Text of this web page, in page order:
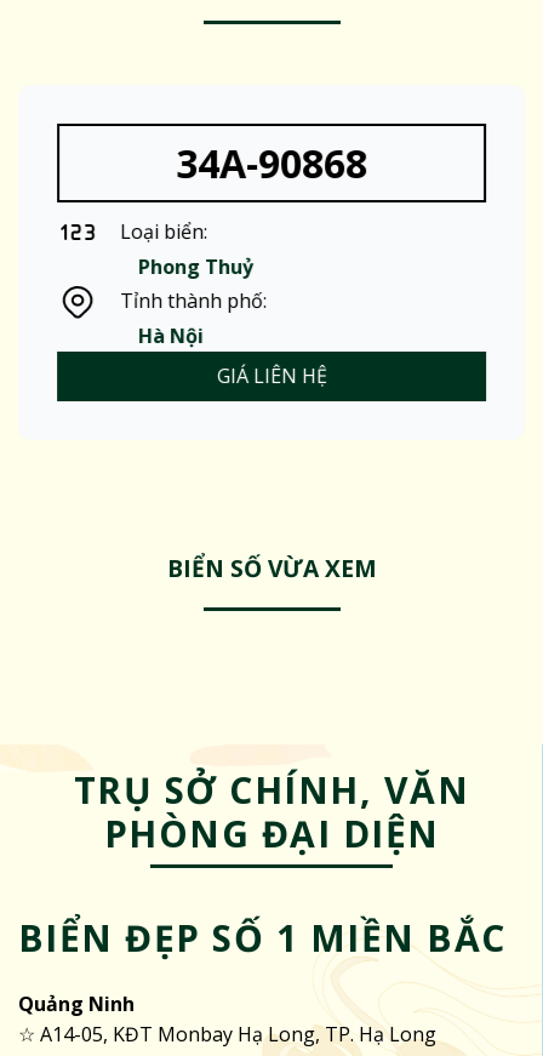
34A-90868
Loại biển:
Phong Thuỷ
Tỉnh thành phố:
Hà Nội
GIÁ LIÊN HỆ
BIỂN SỐ VỪA XEM
TRỤ SỞ CHÍNH, VĂN
PHÒNG ĐẠI DIỆN
BIỂN ĐẸP SỐ 1 MIỀN BẮC
Quảng Ninh
☆ A14-05, KĐT Monbay Hạ Long, TP. Hạ Long